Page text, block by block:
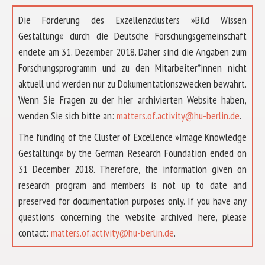
Die Förderung des Exzellenzclusters »Bild Wissen
Gestaltung« durch die Deutsche Forschungsgemeinschaft
endete am 31. Dezember 2018. Daher sind die Angaben zum
Forschungsprogramm und zu den Mitarbeiter*innen nicht
aktuell und werden nur zu Dokumentationszwecken bewahrt.
Wenn Sie Fragen zu der hier archivierten Website haben,
wenden Sie sich bitte an: matters.of.activity@hu-berlin.de.
The funding of the Cluster of Excellence »Image Knowledge
Gestaltung« by the German Research Foundation ended on
31 December 2018. Therefore, the information given on
research program and members is not up to date and
preserved for documentation purposes only. If you have any
questions concerning the website archived here, please
contact: matters.of.activity@hu-berlin.de.
ÜBER UNS